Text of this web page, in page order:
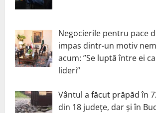
Negocierile pentru pace
impas dintr-un motiv
acum: ”Se luptă între ei
lideri”
Vântul a făcut prăpăd în
din 18 județe, dar și în